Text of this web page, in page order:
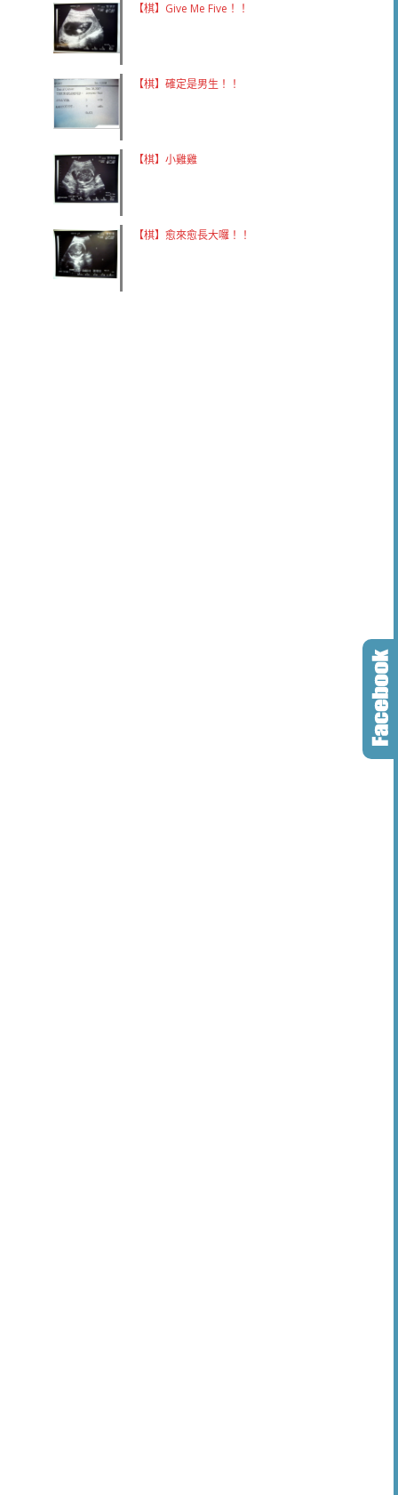
【棋】Give Me Five！！
【棋】確定是男生！！
【棋】小雞雞
【棋】愈來愈長大囉！！